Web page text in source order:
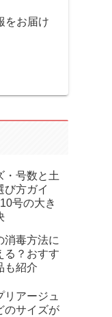
をお届け
・号数と土
び方ガイ
号の大き
消毒方法に
る？おすす
も紹介
リアージュ
のサイズが